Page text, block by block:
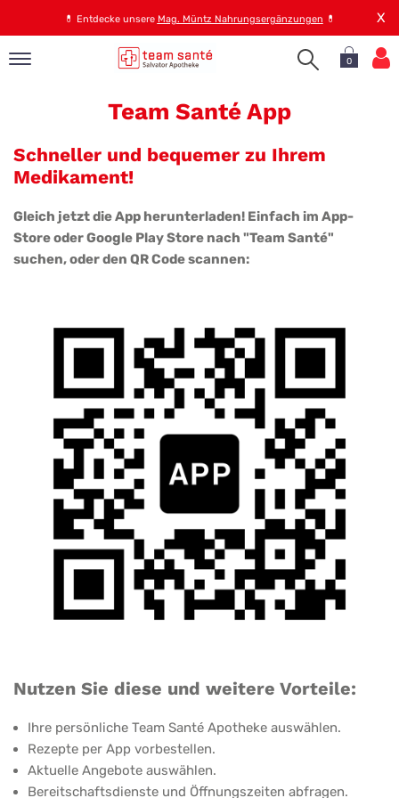
💊 Entdecke unsere Mag. Müntz Nahrungsergänzungen 💊 X
0
App
Team Santé App
Schneller und bequemer zu Ihrem
Medikament!
Gleich jetzt die App herunterladen! Einfach im App-
Store oder Google Play Store nach "Team Santé"
suchen, oder den QR Code scannen:
Nutzen Sie diese und weitere Vorteile:
Ihre persönliche Team Santé Apotheke auswählen.
Rezepte per App vorbestellen.
Aktuelle Angebote auswählen.
Bereitschaftsdienste und Öffnungszeiten abfragen.